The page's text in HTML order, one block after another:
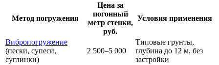
Метод погружения
Цена за
погонный
метр стенки,
руб.
Условия применения
Вибропогружение
(пески, супеси,
суглинки)
2 500–5 000
Типовые грунты,
глубина до 12 м, без
застройки